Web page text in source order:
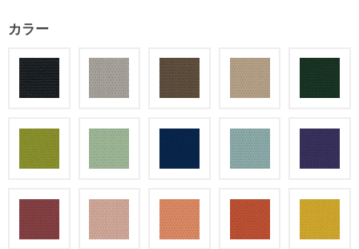
カラー